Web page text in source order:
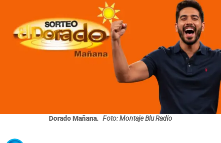
Dorado Mañana. Foto: Montaje Blu Radio